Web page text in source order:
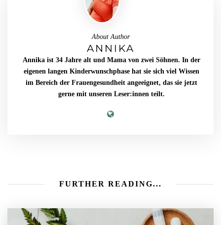
About Author
ANNIKA
Annika ist 34 Jahre alt und Mama von zwei Söhnen. In der
eigenen langen Kinderwunschphase hat sie sich viel Wissen
im Bereich der Frauengesundheit angeeignet, das sie jetzt
gerne mit unseren Leser:innen teilt.
FURTHER READING...